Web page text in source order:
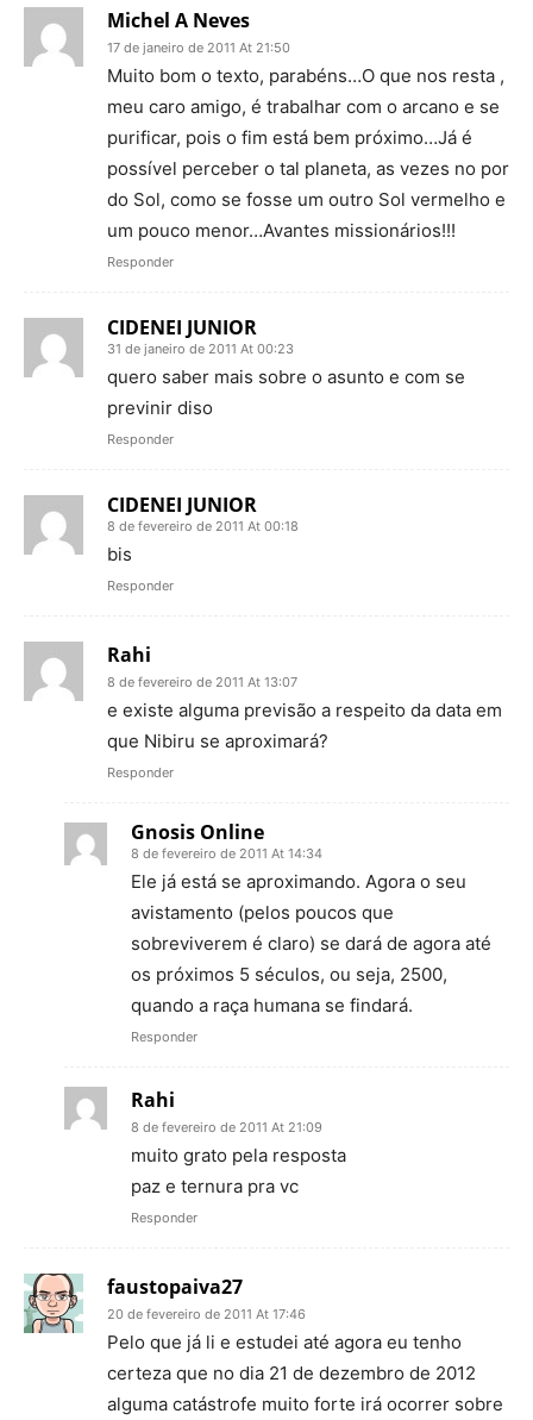
Michel A Neves
17 de janeiro de 2011 At 21:50
Muito bom o texto, parabéns…O que nos resta ,
meu caro amigo, é trabalhar com o arcano e se
purificar, pois o fim está bem próximo…Já é
possível perceber o tal planeta, as vezes no por
do Sol, como se fosse um outro Sol vermelho e
um pouco menor…Avantes missionários!!!
Responder
CIDENEI JUNIOR
31 de janeiro de 2011 At 00:23
quero saber mais sobre o asunto e com se
previnir diso
Responder
CIDENEI JUNIOR
8 de fevereiro de 2011 At 00:18
bis
Responder
Rahi
8 de fevereiro de 2011 At 13:07
e existe alguma previsão a respeito da data em
que Nibiru se aproximará?
Responder
Gnosis Online
8 de fevereiro de 2011 At 14:34
Ele já está se aproximando. Agora o seu
avistamento (pelos poucos que
sobreviverem é claro) se dará de agora até
os próximos 5 séculos, ou seja, 2500,
quando a raça humana se findará.
Responder
Rahi
8 de fevereiro de 2011 At 21:09
muito grato pela resposta
paz e ternura pra vc
Responder
faustopaiva27
20 de fevereiro de 2011 At 17:46
Pelo que já li e estudei até agora eu tenho
certeza que no dia 21 de dezembro de 2012
alguma catástrofe muito forte irá ocorrer sobre